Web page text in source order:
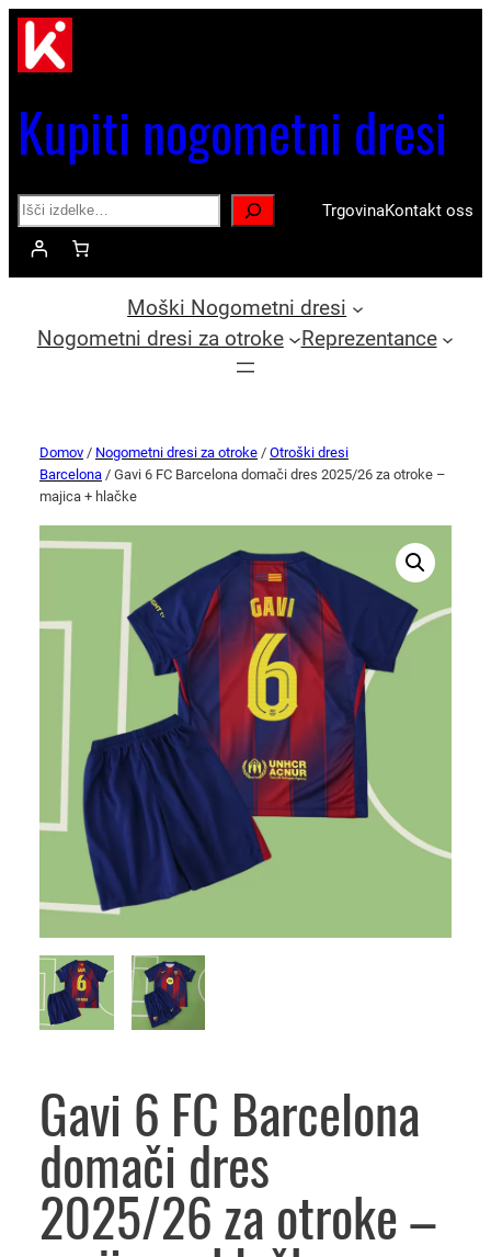
Kupiti nogometni dresi
Search TrgovinaKontakt oss
Moški Nogometni dresi
Nogometni dresi za otroke
Reprezentance
Domov / Nogometni dresi za otroke / Otroški dresi
Barcelona / Gavi 6 FC Barcelona domači dres 2025/26 za otroke –
majica + hlačke
Gavi 6 FC Barcelona
domači dres
2025/26 za otroke –